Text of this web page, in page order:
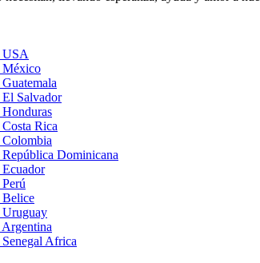
USA
México
Salvador
Rica
Dominicana
Africa